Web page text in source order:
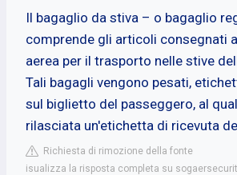
Il bagaglio da stiva – o bagaglio
comprende gli articoli consegnati
aerea per il trasporto nelle stive
Tali bagagli vengono pesati,
sul biglietto del passeggero, al
rilasciata un'etichetta di ricevuta
Richiesta di rimozione della fonte
isualizza la risposta completa su